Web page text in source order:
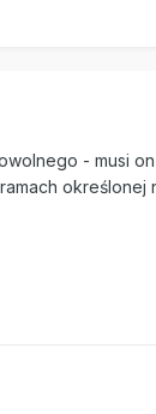
- musi
określonej